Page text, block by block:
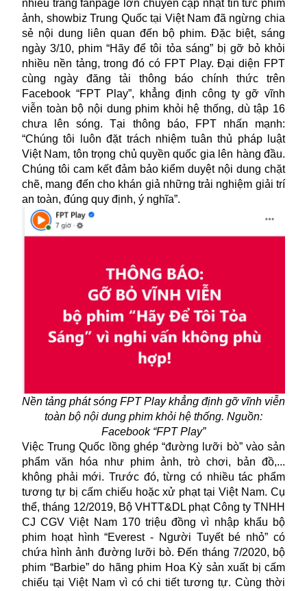
nhiều trang fanpage lớn chuyên cập nhật tin tức phim
ảnh, showbiz Trung Quốc tại Việt Nam đã ngừng chia
sẻ nội dung liên quan đến bộ phim. Đặc biệt, sáng
ngày 3/10, phim “Hãy để tôi tỏa sáng” bị gỡ bỏ khỏi
nhiều nền tảng, trong đó có FPT Play. Đại diện FPT
cùng ngày đăng tải thông báo chính thức trên
Facebook “FPT Play”, khẳng định công ty gỡ vĩnh
viễn toàn bộ nội dung phim khỏi hệ thống, dù tập 16
chưa lên sóng. Tại thông báo, FPT nhấn mạnh:
“Chúng tôi luôn đặt trách nhiệm tuân thủ pháp luật
Việt Nam, tôn trọng chủ quyền quốc gia lên hàng đầu.
Chúng tôi cam kết đảm bảo kiểm duyệt nội dung chặt
chẽ, mang đến cho khán giả những trải nghiệm giải trí
an toàn, đúng quy định, ý nghĩa”.
Nền tảng phát sóng FPT Play khẳng định gỡ vĩnh viễn
toàn bộ nội dung phim khỏi hệ thống. Nguồn:
Facebook “FPT Play”
Việc Trung Quốc lồng ghép “đường lưỡi bò” vào sản
phẩm văn hóa như phim ảnh, trò chơi, bản đồ,...
không phải mới. Trước đó, từng có nhiều tác phẩm
tương tự bị cấm chiếu hoặcxử phạttại Việt Nam. Cụ
thể, tháng 12/2019, Bộ VHTT&DL phạt Công ty TNHH
CJ CGV Việt Nam 170 triệu đồng vì nhập khẩu bộ
phim hoạt hình “Everest - Người Tuyết bé nhỏ” có
chứa hình ảnh đường lưỡi bò. Đến tháng 7/2020, bộ
phim “Barbie” do hãng phim Hoa Kỳ sản xuất bị cấm
chiếu tại Việt Nam vì có chi tiết tương tự. Cùng thời